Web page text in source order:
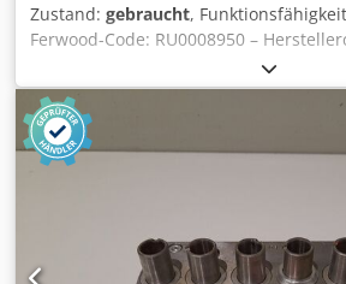
Zustand: gebraucht,
Ferwood-Code: RU0008950 –
Gebraucht – Funktionalität: Nicht
Maschine: BIESSE TECHNO FDT
F – TECHNO S – Bei Interesse bieten
Revisionsservice an, kontaktieren Sie
Npjk Toa